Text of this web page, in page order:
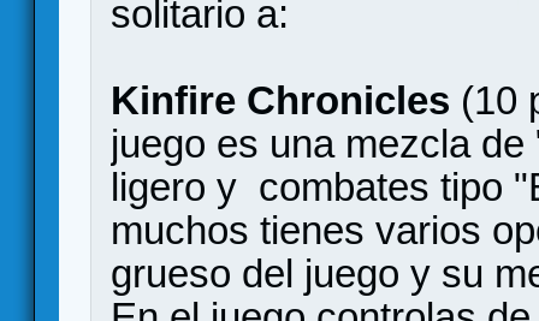
solitario a:
Kinfire Chronicles (10
juego es una mezcla
ligero y combates tipo
muchos tienes varios
grueso del juego y su